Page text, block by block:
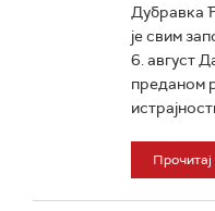
Дубравка
је свим
6. август
преданом
Прочитај